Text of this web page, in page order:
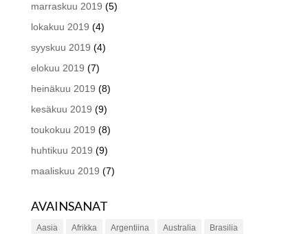
marraskuu 2019 (5)
lokakuu 2019 (4)
syyskuu 2019 (4)
elokuu 2019 (7)
heinäkuu 2019 (8)
kesäkuu 2019 (9)
toukokuu 2019 (8)
huhtikuu 2019 (9)
maaliskuu 2019 (7)
AVAINSANAT
Aasia Afrikka Argentiina Australia Brasilia